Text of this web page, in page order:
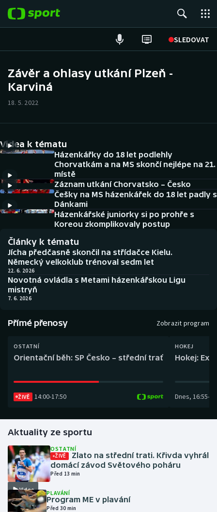
SLEDOVAT
Hokej
Cyklistika
DALŠÍ SPORTY
Americký fotbal
Baseball a softbal
Basketbal
Biatlon
Boby a skeleton
Box
Curling
Golf
Gymnastika
Házená
Jezdectví
NEPŘEHLÉDNĚTE
Historické návraty
Aplikace ČT sport
AZ kvíz
Závěr a ohlasy utkání Plzeň -
Karviná
18. 5. 2022
Videa k tématu
Házenkářky do 18 let podlehly
Chorvatkám a na MS skončí nejlépe na 21.
místě
Záznam utkání Chorvatsko – Česko
Češky na MS házenkářek do 18 let padly s
Dánkami
Házenkářské juniorky si po prohře s
Koreou zkomplikovaly postup
Články k tématu
Jícha předčasně skončil na střídačce Kielu.
Německý velkoklub trénoval sedm let
22. 6. 2026
Novotná ovládla s Metami házenkářskou Ligu
mistryň
7. 6. 2026
Přímé přenosy Zobrazit program
OSTATNÍ
Orientační běh: SP Česko – střední trať
ŽIVĚ 14:00-17:50
HOKEJ
Hokej:
Dnes, 16:55-
Aktuality ze sportu
Video
OSTATNÍ
ŽIVĚ
Zlato na střední trati. Křivda vyhrál
domácí závod Světového poháru
Před 13 min
PLAVÁNÍ
Program ME v plavání
Před 30 min